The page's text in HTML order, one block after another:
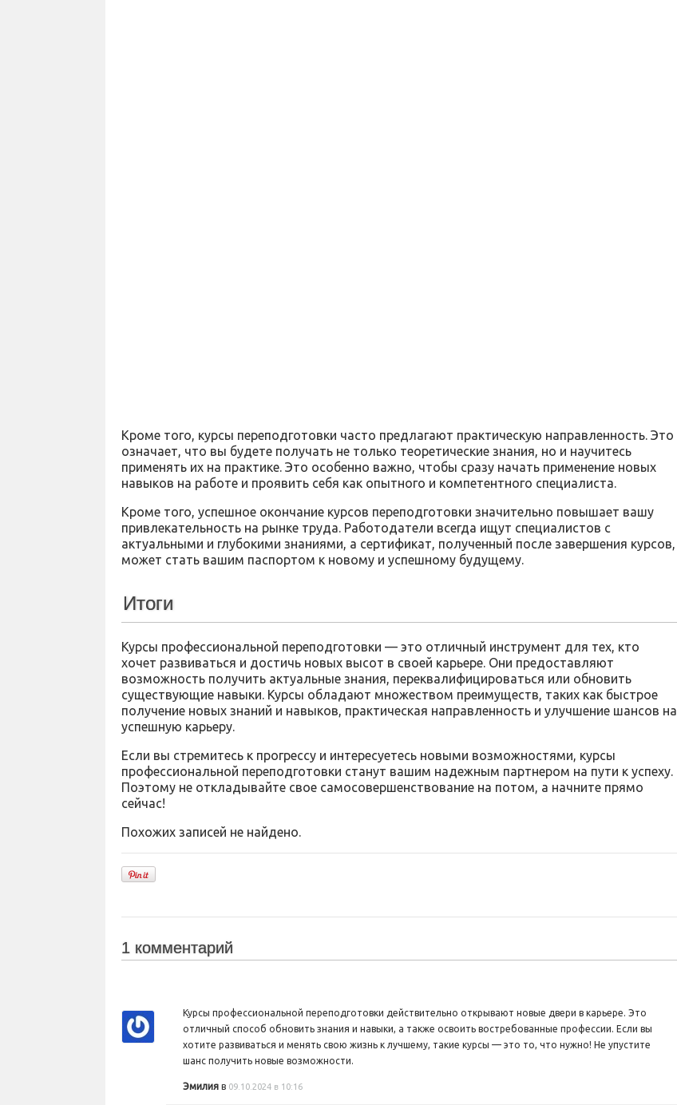
Кроме того, курсы переподготовки часто предлагают практическую направленность. Это
означает, что вы будете получать не только теоретические знания, но и научитесь
применять их на практике. Это особенно важно, чтобы сразу начать применение новых
навыков на работе и проявить себя как опытного и компетентного специалиста.
Кроме того, успешное окончание курсов переподготовки значительно повышает вашу
привлекательность на рынке труда. Работодатели всегда ищут специалистов с
актуальными и глубокими знаниями, а сертификат, полученный после завершения курсов,
может стать вашим паспортом к новому и успешному будущему.
Итоги
Курсы профессиональной переподготовки — это отличный инструмент для тех, кто
хочет развиваться и достичь новых высот в своей карьере. Они предоставляют
возможность получить актуальные знания, переквалифицироваться или обновить
существующие навыки. Курсы обладают множеством преимуществ, таких как быстрое
получение новых знаний и навыков, практическая направленность и улучшение шансов на
успешную карьеру.
Если вы стремитесь к прогрессу и интересуетесь новыми возможностями, курсы
профессиональной переподготовки станут вашим надежным партнером на пути к успеху.
Поэтому не откладывайте свое самосовершенствование на потом, а начните прямо
сейчас!
Похожих записей не найдено.
1 комментарий
Курсы профессиональной переподготовки действительно открывают новые двери в карьере. Это
отличный способ обновить знания и навыки, а также освоить востребованные профессии. Если вы
хотите развиваться и менять свою жизнь к лучшему, такие курсы — это то, что нужно! Не упустите
шанс получить новые возможности.
Эмилияв 09.10.2024 в 10:16